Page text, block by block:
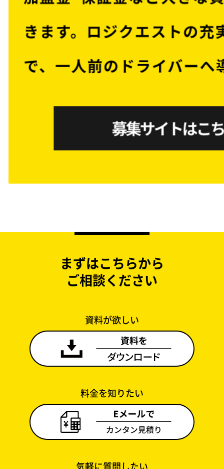
まずはこちらから
ご相談ください
資料が欲しい
料金を知りたい
気軽に質問したい